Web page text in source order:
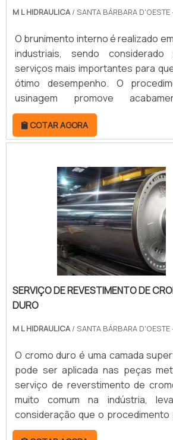
M L HIDRAULICA/ SANTA BÁRBARA D'OESTE
O brunimento interno é realizado
industriais, sendo
serviços mais importantes para
ótimo desempenho. O
usinagem promove
superfície interna dos cilindros a
pequenos riscos efetuados por
abrasivos. Aliás, a própria máquina
proporcionar esse tipo de
riscos do brunimento são feitos
120º, ângulos que devem ser
cautela, pois são c.
COTAR AGORA
SERVIÇO DE REVESTIMENTO DE
DURO
M L HIDRAULICA/ SANTA BÁRBARA D'OESTE
O cromo duro é uma camada
pode ser aplicada nas peças
serviço de reverstimento de
muito comum na indústria,
consideração que o procedimento
muitas vantagens às empresas.